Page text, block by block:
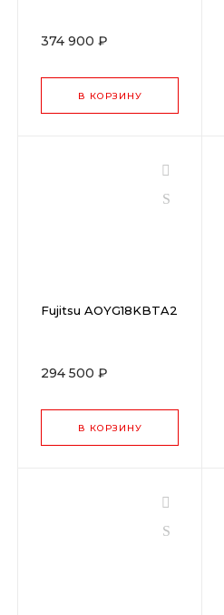
374 900 ₽
В КОРЗИНУ
Fujitsu AOYG18KBTA2
294 500 ₽
В КОРЗИНУ